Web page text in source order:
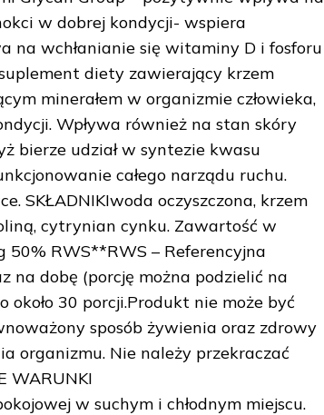
w dobrej kondycji- wspiera
na wchłanianie się witaminy D i fosforu
diety zawierający krzem
minerałem w organizmie człowieka,
Wpływa również na stan skóry
bierze udział w syntezie kwasu
całego narządu ruchu.
SKŁADNIKIwoda oczyszczona, krzem
cytrynian cynku. Zawartość w
50% RWS**RWS – Referencyjna
na dobę (porcję można podzielić na
30 porcji.Produkt nie może być
sposób żywienia oraz zdrowy
organizmu. Nie należy przekraczać
WARUNKI
w suchym i chłodnym miejscu.